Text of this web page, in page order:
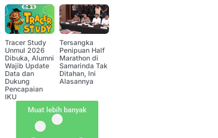
Tracer Study
Unmul 2026
Dibuka, Alumni
Wajib Update
Data dan
Dukung
Pencapaian
IKU
Tersangka
Penipuan Half
Marathon di
Samarinda Tak
Ditahan, Ini
Alasannya
Muat lebih banyak